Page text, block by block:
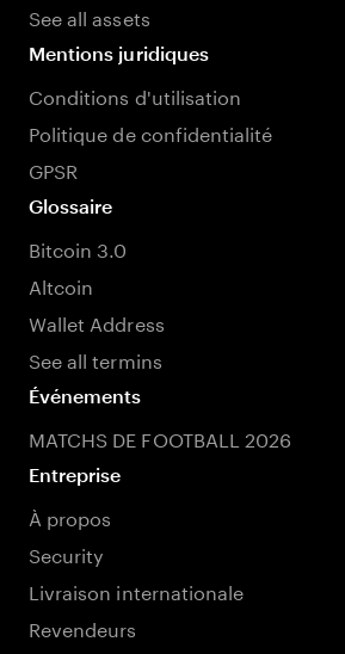
See all assets
Mentions juridiques
Conditions d'utilisation
Politique de confidentialité
GPSR
Glossaire
Bitcoin 3.0
Altcoin
Wallet Address
See all termins
Événements
MATCHS DE FOOTBALL 2026
Entreprise
À propos
Security
Livraison internationale
Revendeurs